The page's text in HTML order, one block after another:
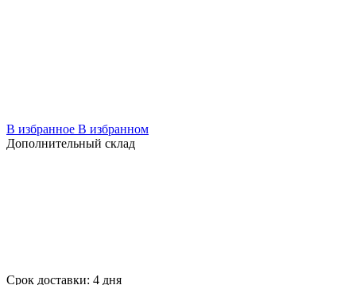
В избранное В избранном
Дополнительный склад
Срок доставки: 4 дня